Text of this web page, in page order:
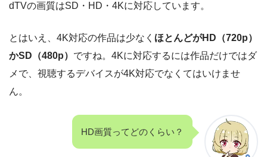
dTVの画質はSD・HD・4Kに対応しています。
とはいえ、4K対応の作品は少なく ほとんどがHD（720p）
かSD（480p） ですね。4Kに対応するには作品だけではダ
メで、視聴するデバイスが4K対応でなくてはいけませ
ん。
HD画質ってどのくらい？